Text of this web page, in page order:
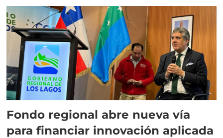
Fondo regional abre nueva vía
para financiar innovación aplicada